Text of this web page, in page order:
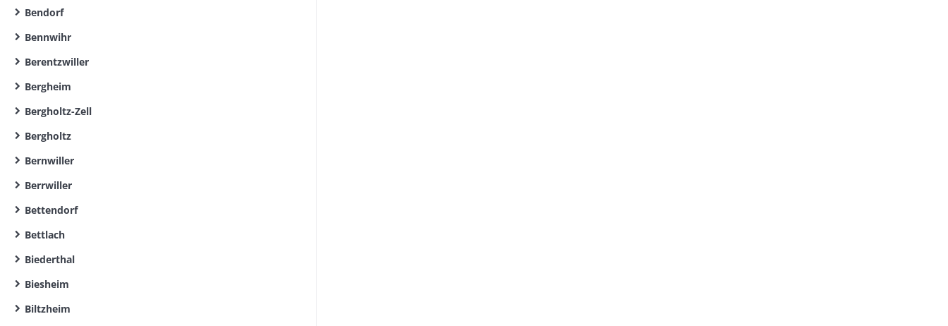
Bendorf
Bennwihr
Berentzwiller
Bergheim
Bergholtz-Zell
Bergholtz
Bernwiller
Berrwiller
Bettendorf
Bettlach
Biederthal
Biesheim
Biltzheim